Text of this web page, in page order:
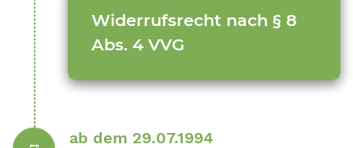
Widerrufsrecht nach § 8
Abs. 4 VVG
ab dem 29.07.1994